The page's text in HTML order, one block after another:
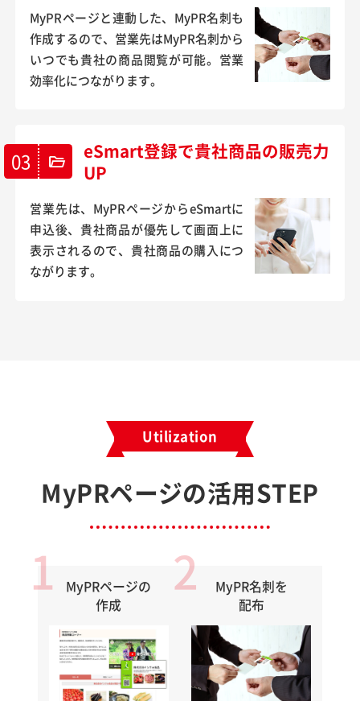
MyPRページと連動した、MyPR名刺も
作成するので、営業先はMyPR名刺から
いつでも貴社の商品閲覧が可能。営業
効率化につながります。
03 folder_open
eSmart登録で貴社商品の販売力
UP
営業先は、MyPRページからeSmartに
申込後、貴社商品が優先して画面上に
表示されるので、貴社商品の購入につ
ながります。
Utilization
MyPRページの活用STEP
MyPRページの
作成
MyPR名刺を
配布